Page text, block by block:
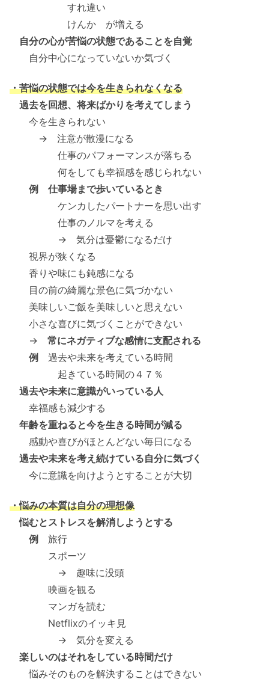
すれ違い
けんか が増える
自分の心が苦悩の状態であることを自覚
自分中心になっていないか気づく
・苦悩の状態では今を生きられなくなる
過去を回想、将来ばかりを考えてしまう
今を生きられない
→ 注意が散漫になる
仕事のパフォーマンスが落ちる
何をしても幸福感を感じられない
例 仕事場まで歩いているとき
ケンカしたパートナーを思い出す
仕事のノルマを考える
→ 気分は憂鬱になるだけ
視界が狭くなる
香りや味にも鈍感になる
目の前の綺麗な景色に気づかない
美味しいご飯を美味しいと思えない
小さな喜びに気づくことができない
→ 常にネガティブな感情に支配される
例
過去や未来を考えている時間
起きている時間の４７％
過去や未来に意識がいっている人
幸福感も減少する
年齢を重ねると今を生きる時間が減る
感動や喜びがほとんどない毎日になる
過去や未来を考え続けている自分に気づく
今に意識を向けようとすることが大切
・悩みの本質は自分の理想像
悩むとストレスを解消しようとする
例
旅行
スポーツ
→ 趣味に没頭
映画を観る
マンガを読む
Netflixのイッキ見
→ 気分を変える
楽しいのはそれをしている時間だけ
悩みそのものを解決することはできない